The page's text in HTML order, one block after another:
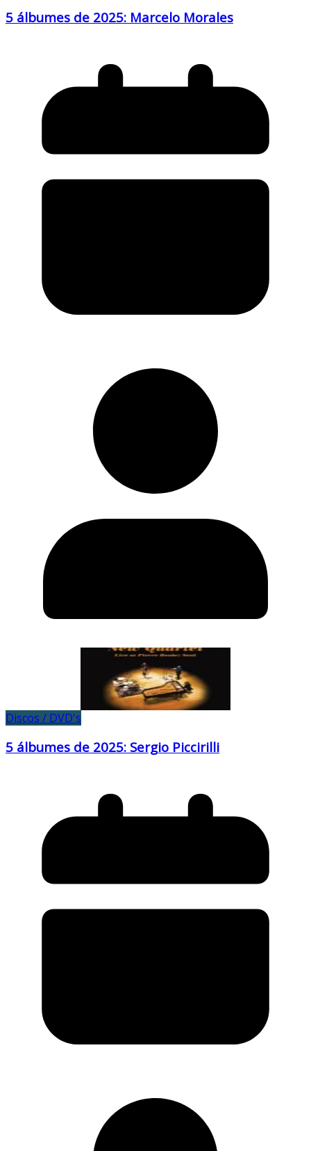
5 álbumes de 2025: Marcelo Morales
Discos / DVD's
5 álbumes de 2025: Sergio Piccirilli